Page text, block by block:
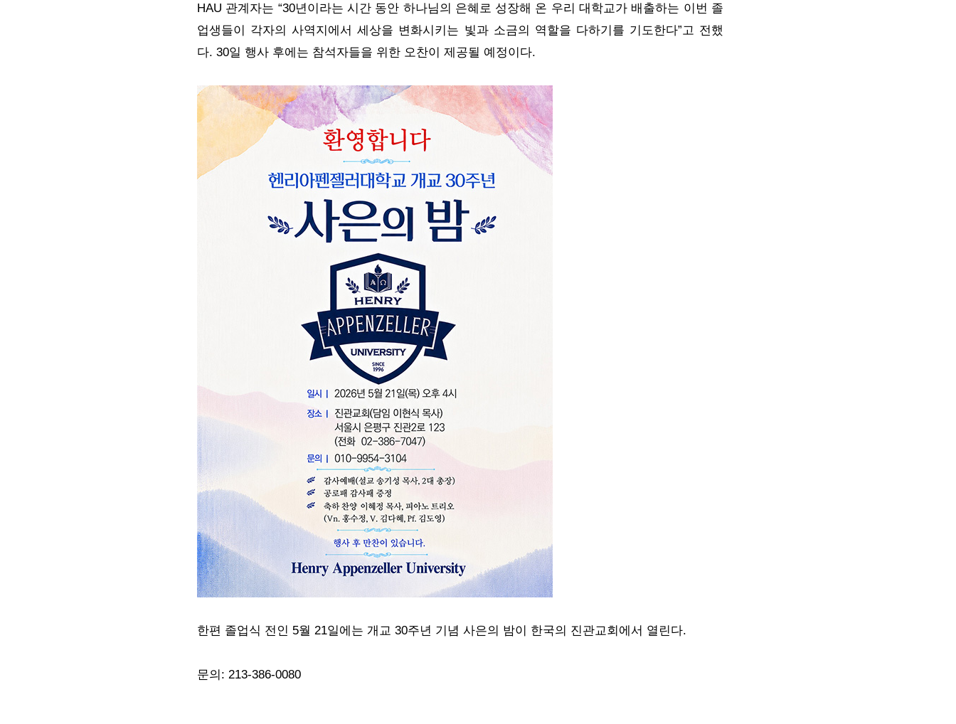
HAU 관계자는 “30년이라는 시간 동안 하나님의 은혜로 성장해 온 우리 대학교가 배출하는 이번 졸
업생들이 각자의 사역지에서 세상을 변화시키는 빛과 소금의 역할을 다하기를 기도한다”고 전했
다. 30일 행사 후에는 참석자들을 위한 오찬이 제공될 예정이다.
한편 졸업식 전인 5월 21일에는 개교 30주년 기념 사은의 밤이 한국의 진관교회에서 열린다.
문의: 213-386-0080